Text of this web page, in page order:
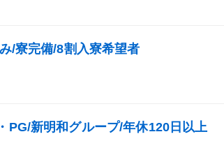
/寮完備/8割入寮希望者
PG/新明和グループ/年休120日以上